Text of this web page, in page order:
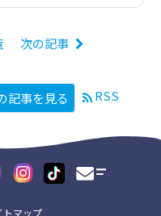
次の記事
記事を見る RSS
トマップ